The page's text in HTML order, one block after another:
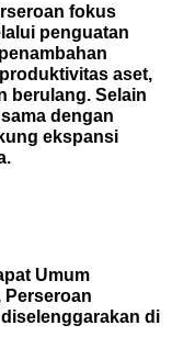
fokus
penguatan
aset,
berulang. Selain
dengan
ekspansi
Umum
Perseroan
di